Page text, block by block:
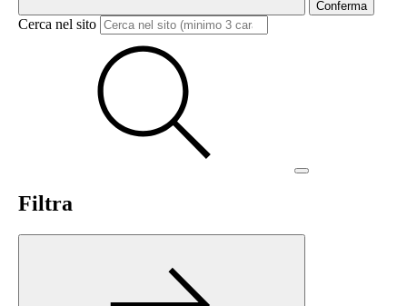
Conferma
Cerca nel sito
Filtra